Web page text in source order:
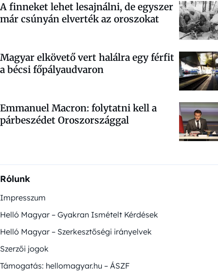
A finneket lehet lesajnálni, de egyszer
már csúnyán elverték az oroszokat
Magyar elkövető vert halálra egy férfit
a bécsi főpályaudvaron
Emmanuel Macron: folytatni kell a
párbeszédet Oroszországgal
Rólunk
Impresszum
Helló Magyar – Gyakran Ismételt Kérdések
Helló Magyar – Szerkesztőségi irányelvek
Szerzői jogok
Támogatás: hellomagyar.hu – ÁSZF